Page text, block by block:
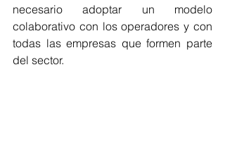
necesario adoptar un modelo
colaborativo con los operadores y con
todas las empresas que formen parte
del sector.